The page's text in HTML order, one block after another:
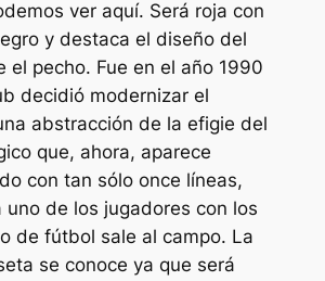
ver aquí. Será roja con
y destaca el diseño del
el pecho. Fue en el año 1990
decidió modernizar el
abstracción de la efigie del
que, ahora, aparece
con tan sólo once líneas,
uno de los jugadores con los
de fútbol sale al campo. La
se conoce ya que será